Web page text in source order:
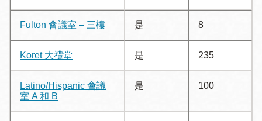
Fulton 會議室 – 三樓 是 8
Koret 大禮堂 是 235
Latino/Hispanic 會議
室 A 和 B
是 100